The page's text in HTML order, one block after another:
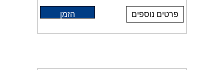
פרטים נוספים הזמן